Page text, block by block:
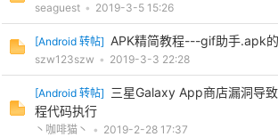
seaguest • 2019-3-5 15:26
[Android 转帖] APK精简教程---gif助手.apk
szw123szw • 2019-3-3 22:28
[Android 转帖] 三星Galaxy App商店漏洞导
程代码执行
丶咖啡猫丶 • 2019-2-28 17:37